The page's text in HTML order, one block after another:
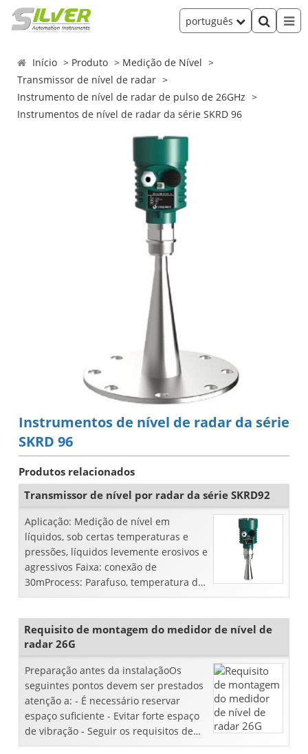
português
Início Produto
Medição de Nível
Transmissor de nível de radar
Instrumento de nível de radar de pulso de 26GHz
Instrumentos de nível de radar da série SKRD 96
Instrumentos de nível de radar da série
SKRD 96
Produtos relacionados
Transmissor de nível por radar da série SKRD92
Aplicação: Medição de nível em
líquidos, sob certas temperaturas e
pressões, líquidos levemente erosivos e
agressivos Faixa: conexão de
30mProcess: Parafuso, temperatura de
flangesProcess: -40 ~ 250 ° C ...
Requisito de montagem do medidor de nível de
radar 26G
Preparação antes da instalaçãoOs
seguintes pontos devem ser prestados
atenção a: - É necessário reservar
espaço suficiente - Evitar forte espaço
de vibração - Seguir os requisitos de
instalação ...